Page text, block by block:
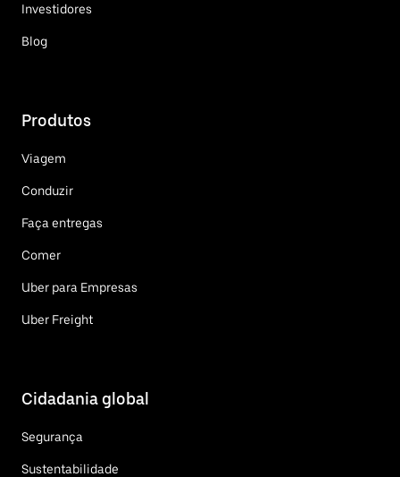
Investidores
Blog
Produtos
Viagem
Conduzir
Faça entregas
Comer
Uber para Empresas
Uber Freight
Cidadania global
Segurança
Sustentabilidade